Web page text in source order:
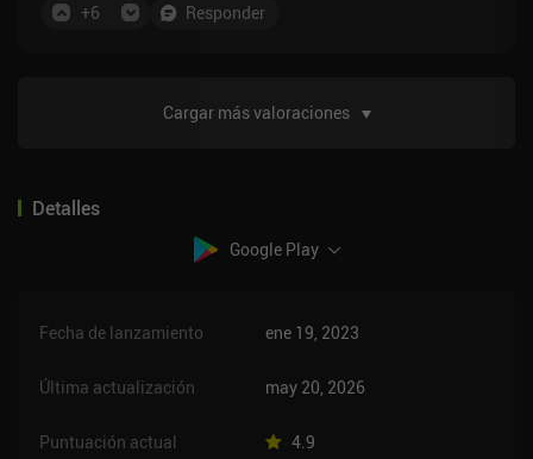
+6 Responder
Cargar más valoraciones
Detalles
Google Play
Fecha de lanzamiento ene 19, 2023
Última actualización may 20, 2026
Puntuación actual 4.9